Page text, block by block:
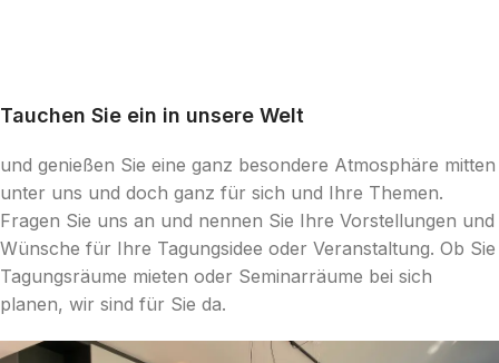
Tauchen Sie ein in unsere Welt
und genießen Sie eine ganz besondere Atmosphäre mitten
unter uns und doch ganz für sich und Ihre Themen.
Fragen Sie uns an und nennen Sie Ihre Vorstellungen und
Wünsche für Ihre Tagungsidee oder Veranstaltung. Ob Sie
Tagungsräume mieten oder Seminarräume bei sich
planen, wir sind für Sie da.